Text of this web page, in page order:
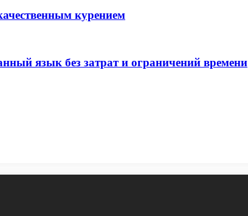
курением
язык без затрат и ограничений времени